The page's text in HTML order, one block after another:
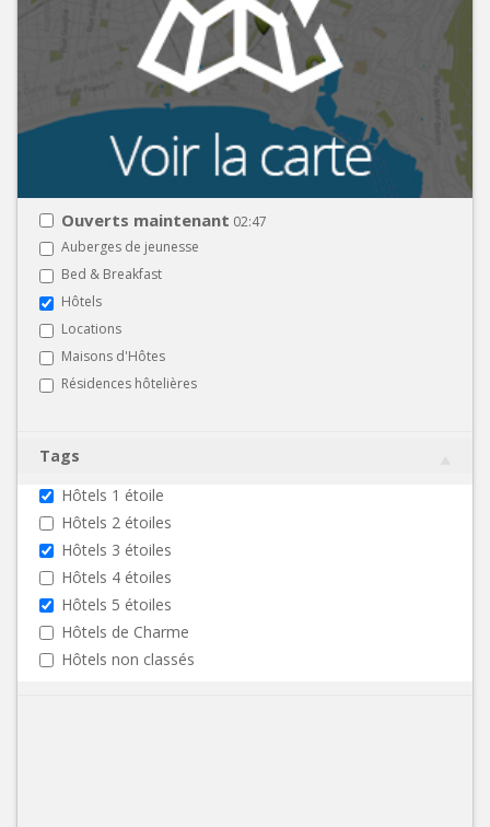
Ouverts maintenant 02:47
Auberges de jeunesse
Bed & Breakfast
Hôtels
Locations
Maisons d'Hôtes
Résidences hôtelières
Tags
Hôtels 1 étoile
Hôtels 2 étoiles
Hôtels 3 étoiles
Hôtels 4 étoiles
Hôtels 5 étoiles
Hôtels de Charme
Hôtels non classés